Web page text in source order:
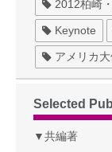
2012柏崎
Keynote
アメリカ
Selected
▼共編著